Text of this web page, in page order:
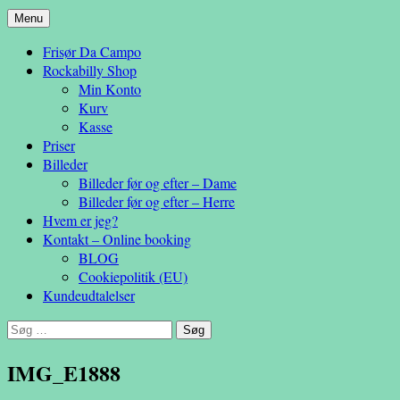
Da Campo
– en anderledes frisøroplevelse
Menu Hop
indhold
Frisør Da Campo
Rockabilly Shop
Min Konto
Kurv
Kasse
Priser
Billeder
Billeder før og efter – Dame
Billeder før og efter – Herre
Hvem er jeg?
Kontakt – Online booking
BLOG
Cookiepolitik (EU)
Kundeudtalelser
Søg
IMG_E1888